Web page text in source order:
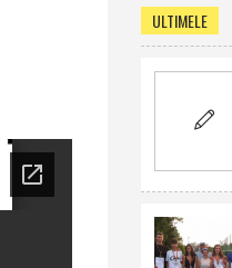
ULTIMELE